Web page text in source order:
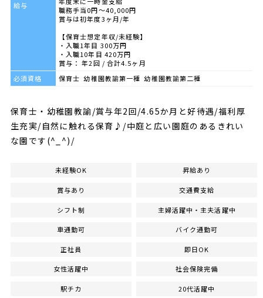
給与
職務手当0円～40,000円
賞与は初年度3ヶ月/年
【保育士想定年収/未経験】
・入職1年目 300万円
・入職10年目 420万円
賞与： 年2回 / 合計4.5ヶ月
必須資格
保育士 幼稚園教諭第一種 幼稚園教諭第二種
保育士・幼稚園教諭/賞与年2回/4.65か月と好待遇/福利厚
生充実/自然に触れる保育♪/中庭と広い園庭のあるきれい
な園です(^_^)/
未経験OK 昇給あり
賞与あり 交通費支給
シフト制 主婦活躍中・主夫活躍中
車通勤可 バイク通勤可
正社員 即日OK
女性活躍中 社会保険完備
駅チカ 20代活躍中